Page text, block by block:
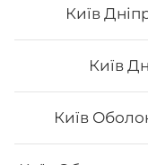
Київ
Київ
Київ